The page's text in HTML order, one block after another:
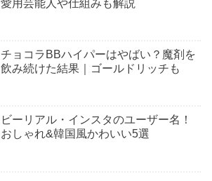
愛用芸能人や仕組みも解説
チョコラBBハイパーはやばい？魔剤を
飲み続けた結果｜ゴールドリッチも
ビーリアル・インスタのユーザー名！
おしゃれ&韓国風かわいい5選